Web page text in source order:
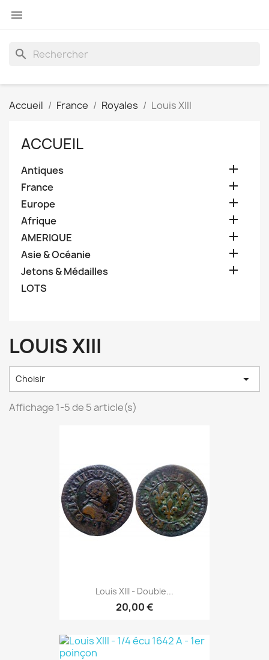

search
Accueil France Royales Louis XIII
ACCUEIL
Antiques 
France 
Europe 
Afrique 
AMERIQUE 
Asie & Océanie 
Jetons & Médailles 
LOTS
LOUIS XIII
Choisir 
Affichage 1-5 de 5 article(s)
Louis XIII - Double...
20,00 €